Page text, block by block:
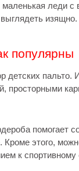
леди с
изящно.
популярны
детских пальто.
просторными
помогает
Кроме этого,
к